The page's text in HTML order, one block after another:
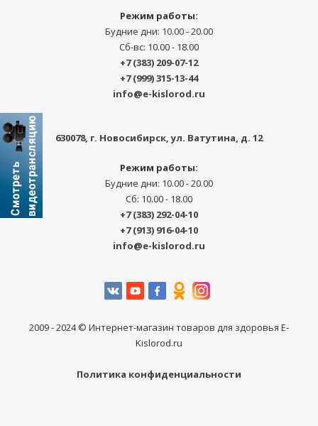
Режим работы:
Будние дни: 10.00 - 20.00
Сб-вс: 10.00 - 18.00
+7 (383) 209-07-12
+7 (999) 315-13-44
info@e-kislorod.ru
630078, г. Новосибирск,ул. Ватутина, д. 12
Режим работы:
Будние дни: 10.00 - 20.00
Сб: 10.00 - 18.00
+7 (383) 292-04-10
+7 (913) 916-04-10
info@e-kislorod.ru
2009 - 2024 © Интернет-магазин товаров для здоровья E-
Kislorod.ru
Политика конфиденциальности